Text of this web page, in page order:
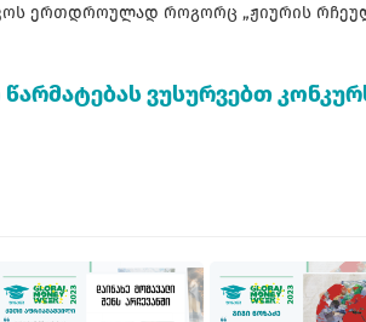
ერთდროულად როგორც „ჟიურის
ვუსურვებთ